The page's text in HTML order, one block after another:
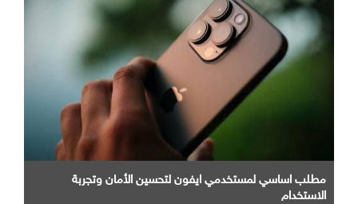
مطلب اساسي لمستخدمي ايفون لتحسين الأمان وتجربة
الاستخدام